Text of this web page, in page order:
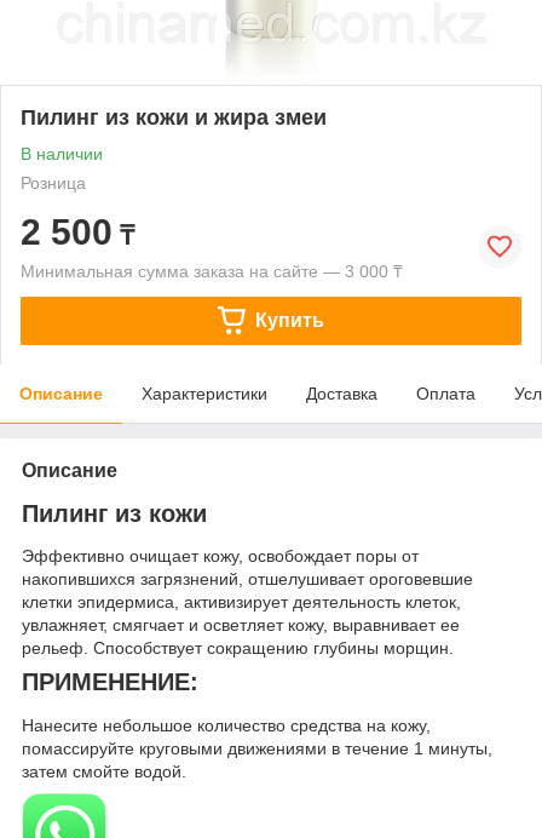
Пилинг из кожи и жира змеи
В наличии
Розница
2 500 ₸
Минимальная сумма заказа на сайте — 3 000 ₸
Купить
Описание Характеристики Доставка Оплата
Описание
Пилинг из кожи
Эффективно очищает кожу, освобождает поры от
накопившихся загрязнений, отшелушивает ороговевшие
клетки эпидермиса, активизирует деятельность клеток,
увлажняет, смягчает и осветляет кожу, выравнивает ее
рельеф. Способствует сокращению глубины морщин.
ПРИМЕНЕНИЕ:
Нанесите небольшое количество средства на кожу,
помассируйте круговыми движениями в течение 1 минуты,
затем смойте водой.